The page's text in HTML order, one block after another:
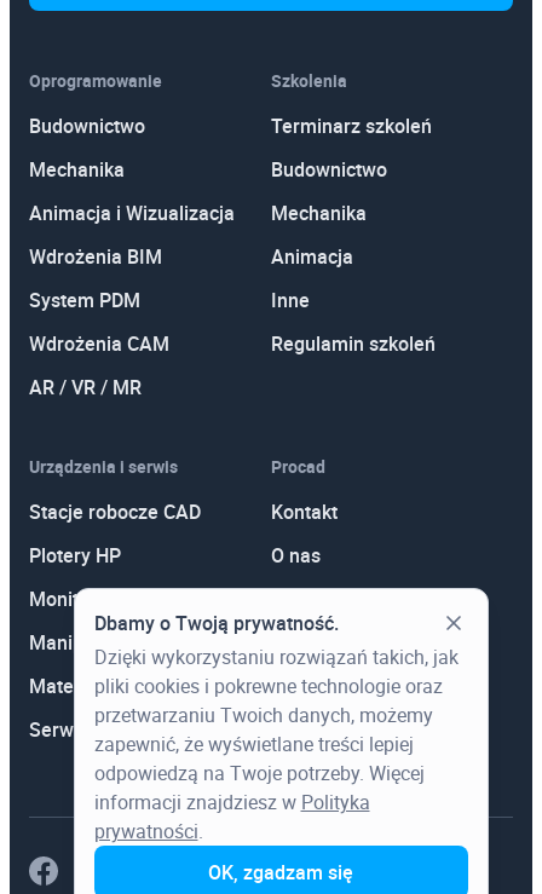
Oprogramowanie
Budownictwo
Mechanika
Animacja i Wizualizacja
Wdrożenia BIM
System PDM
Wdrożenia CAM
AR / VR / MR
Szkolenia
Terminarz szkoleń
Budownictwo
Mechanika
Animacja
Inne
Regulamin szkoleń
Urządzenia i serwis
Stacje robocze CAD
Plotery HP
Monitory
Manipulatory 3D
Materiały eksploatacyjne
Serwis
Procad
Kontakt
O nas
Aktualności
Wiedza
Dbamy o Twoją prywatność.
Dzięki wykorzystaniu rozwiązań takich, jak
pliki cookies i pokrewne technologie oraz
przetwarzaniu Twoich danych, możemy
zapewnić, że wyświetlane treści lepiej
odpowiedzą na Twoje potrzeby. Więcej
informacji znajdziesz w Polityka
prywatności.
OK, zgadzam się